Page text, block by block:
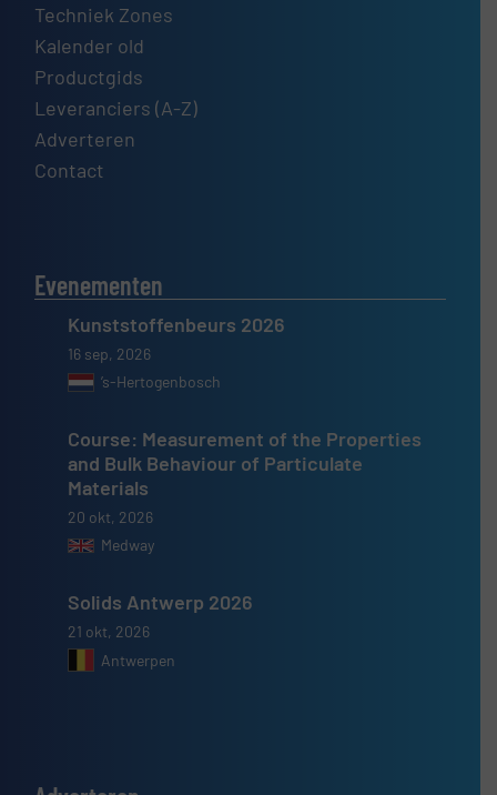
Techniek Zones
Kalender old
Productgids
Leveranciers (A-Z)
Adverteren
Contact
Evenementen
Kunststoffenbeurs 2026
16 sep, 2026
’s-Hertogenbosch
Course: Measurement of the Properties
and Bulk Behaviour of Particulate
Materials
20 okt, 2026
Medway
Solids Antwerp 2026
21 okt, 2026
Antwerpen